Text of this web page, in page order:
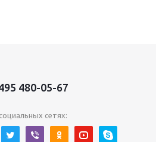
480-05-67
сетях: